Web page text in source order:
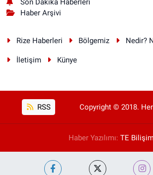
Haber Arşivi
Rize Haberleri Bölgemiz Nedir?
İletişim Künye
RSS Copyright © 2018. Her
Haber Yazılımı: TE